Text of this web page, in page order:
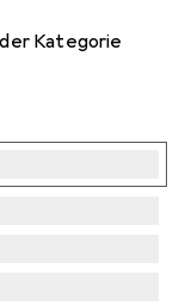
Kategorie